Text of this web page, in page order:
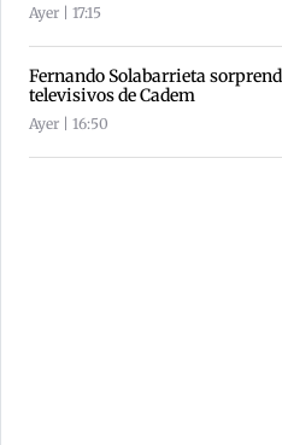
Ayer | 17:15
Fernando Solabarrieta
televisivos de Cadem
Ayer | 16:50